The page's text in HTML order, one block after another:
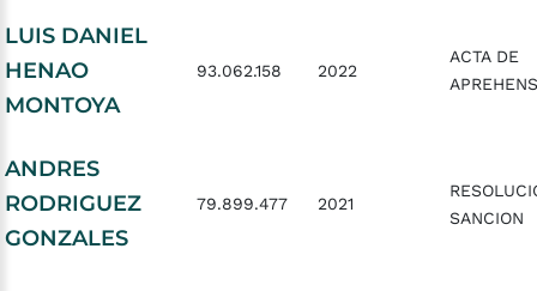
LUIS DANIEL
HENAO
MONTOYA
93.062.158 2022
ACTA DE
ANDRES
RODRIGUEZ
GONZALES
79.899.477 2021
SANCION